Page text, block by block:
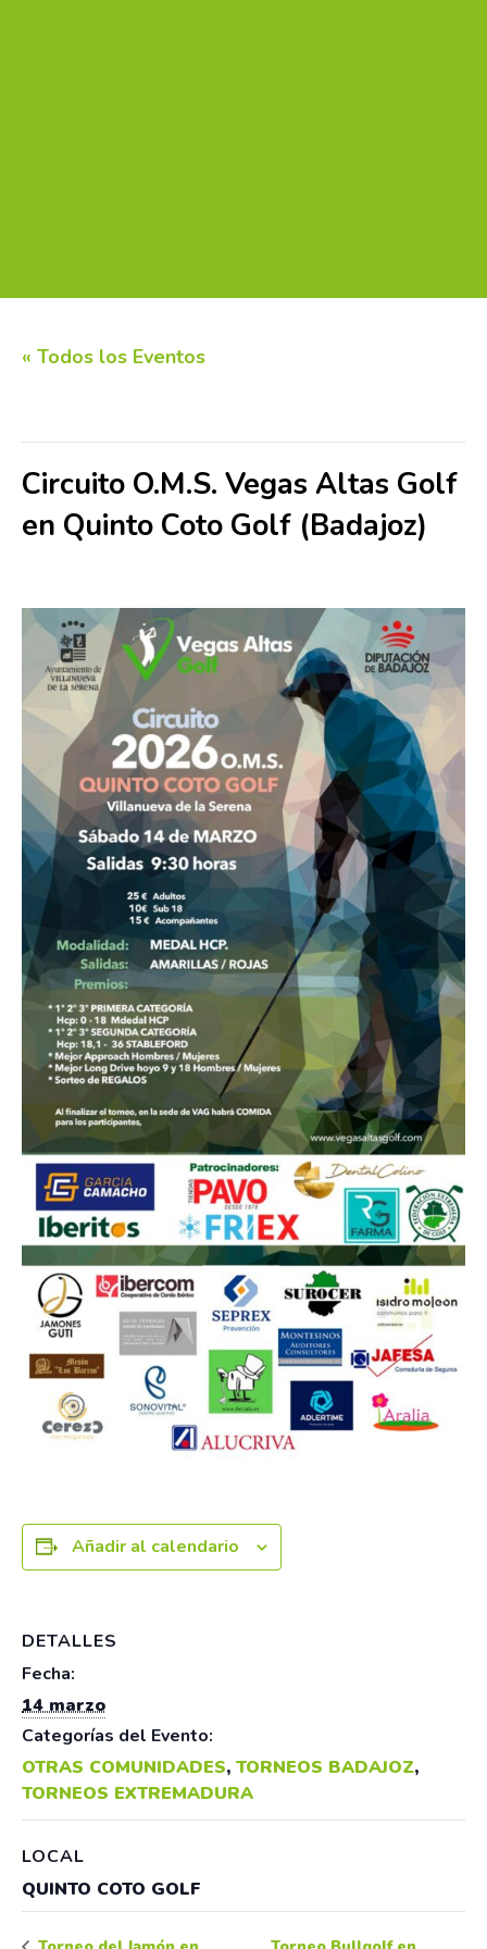
« Todos los Eventos
Circuito O.M.S. Vegas Altas Golf
en Quinto Coto Golf (Badajoz)
Añadir al calendario
DETALLES
Fecha:
14 marzo
Categorías del Evento:
OTRAS COMUNIDADES, TORNEOS BADAJOZ,
TORNEOS EXTREMADURA
LOCAL
QUINTO COTO GOLF